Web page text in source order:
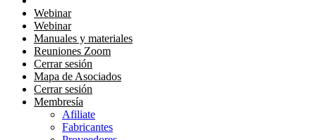
Webinar
Webinar
Manuales y materiales
Reuniones Zoom
Cerrar sesión
Mapa de Asociados
Cerrar sesión
Membresía
Afiliate
Fabricantes